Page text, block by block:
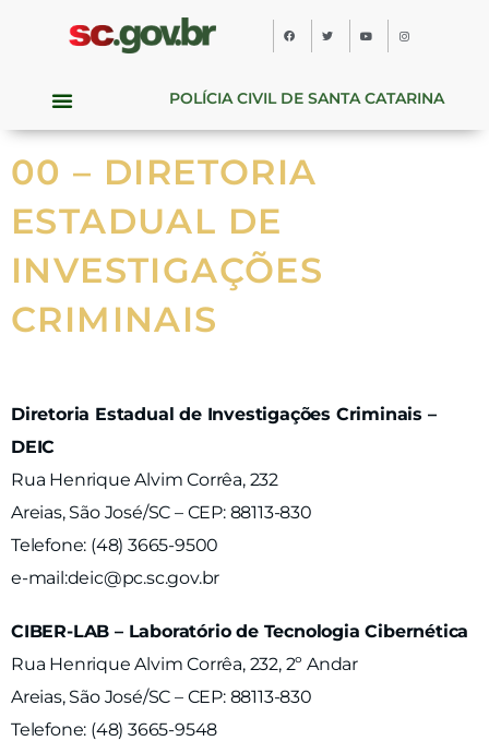
POLÍCIA CIVIL DE SANTA CATARINA
00 – DIRETORIA
ESTADUAL DE
INVESTIGAÇÕES
CRIMINAIS
Diretoria Estadual de Investigações Criminais –
DEIC
Rua Henrique Alvim Corrêa, 232
Areias, São José/SC – CEP: 88113-830
Telefone: (48) 3665-9500
e-mail:deic@pc.sc.gov.br
CIBER-LAB – Laboratório de Tecnologia Cibernética
Rua Henrique Alvim Corrêa, 232, 2º Andar
Areias, São José/SC – CEP: 88113-830
Telefone: (48) 3665-9548